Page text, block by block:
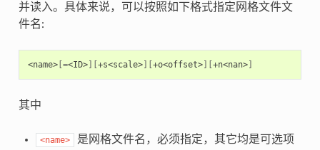
并读入。具体来说，可以按照如下格式指定网格文件文
件名:
<name>[=<ID>][ +s<scale>][ +o<offset>][ +n<nan>]
其中
<name> 是网格文件名，必须指定，其它均是可选项